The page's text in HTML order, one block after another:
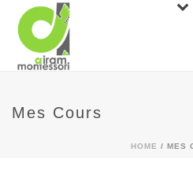
Mes Cours
HOME / MES